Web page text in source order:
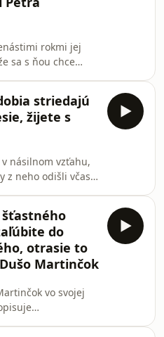
čo je gender
je téma stále
reportérkou
aj o vyvíjaní
rokmi jej
sa s ňou chce
ani na mňa nebol
Hofierková. V
hovorí o
psychického i
úzkostiach, z
bulímia, aj o
Opisuje, ktorý
striedajú
žijete s
násilnom vzťahu,
z neho odišli včas.
Slniečko Sylvia
aj prípady, keď
zabili
slovom opisuje,
do kruhu
a vysvetľuje,
agresívnym
šťastného
do
otrasie to
Martinčok
vo svojej